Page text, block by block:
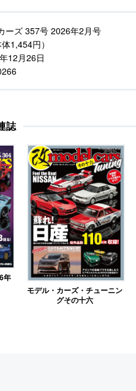
ーズ 357号 2026年2月号
1,454円）
12月26日
誌
年
モデル・カーズ・チューニン
グその十六